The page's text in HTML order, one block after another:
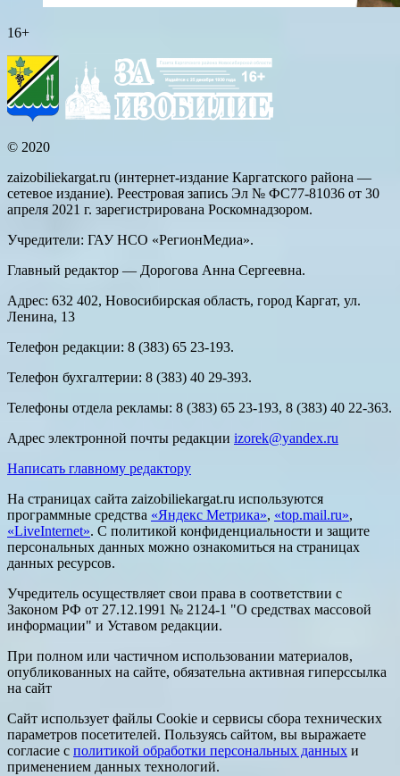
16+
© 2020
zaizobiliekargat.ru (интернет-издание Каргатского района —
сетевое издание). Реестровая запись Эл № ФС77-81036 от 30
апреля 2021 г. зарегистрирована Роскомнадзором.
Учредители: ГАУ НСО «РегионМедиа».
Главный редактор — Дорогова Анна Сергеевна.
Адрес: 632 402, Новосибирская область, город Каргат, ул.
Ленина, 13
Телефон редакции: 8 (383) 65 23-193.
Телефон бухгалтерии: 8 (383) 40 29-393.
Телефоны отдела рекламы: 8 (383) 65 23-193, 8 (383) 40 22-363.
Адрес электронной почты редакции izorek@yandex.ru
Написать главному редактору
На страницах сайта zaizobiliekargat.ru используются
программные средства «Яндекс Метрика», «top.mail.ru»,
«LiveInternet». С политикой конфиденциальности и защите
персональных данных можно ознакомиться на страницах
данных ресурсов.
Учредитель осуществляет свои права в соответствии с
Законом РФ от 27.12.1991 № 2124-1 "О средствах массовой
информации" и Уставом редакции.
При полном или частичном использовании материалов,
опубликованных на сайте, обязательна активная гиперссылка
на сайт
Сайт использует файлы Cookie и сервисы сбора технических
параметров посетителей. Пользуясь сайтом, вы выражаете
согласие с политикой обработки персональных данных и
применением данных технологий.